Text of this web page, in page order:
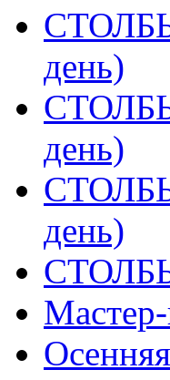
день)
день)
день)